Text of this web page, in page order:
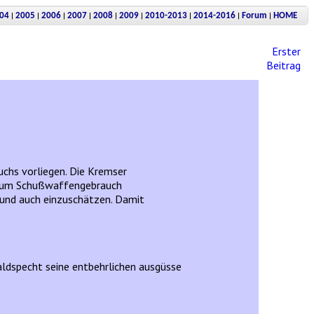
| 2005 | 2006 | 2007 | 2008 | 2009 | 2010-2013 | 2014-2016 | Forum | HOME
Erster
Beitrag
vorliegen. Die Kremser
Schußwaffengebrauch
auch einzuschätzen. Damit
seine entbehrlichen ausgüsse